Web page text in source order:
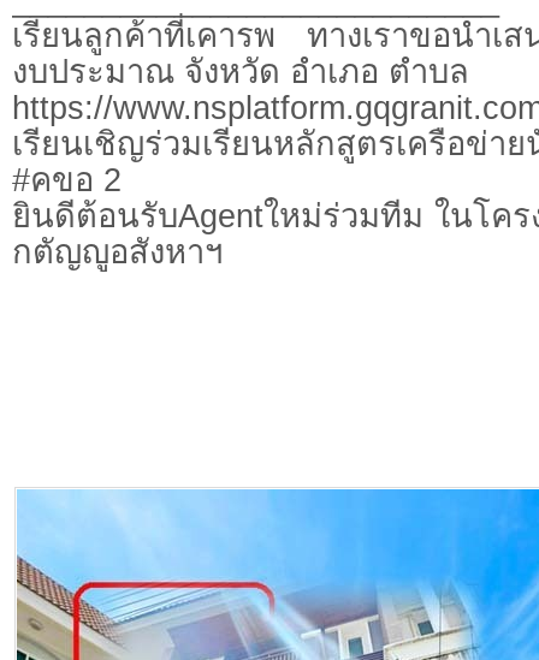
เรียนลูกค้าที่เคารพ ทางเราขอนำเ
งบประมาณ จังหวัด อำเภอ ตำบล
https://
เรียนเชิญร่วมเรียนหลักสูตรเครือข่า
#คขอ 2
ยินดีต้อนรับAgentใหม่ร่วมทีม ในโค
กตัญญูอสังหาฯ